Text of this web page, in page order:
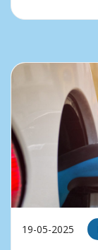
19-05-2025